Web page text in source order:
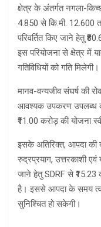
क्षेत्र के अंतर्गत नगला-
4.850 से कि.मी.
परिवर्तित किए जाने हेतु
इस परियोजना से क्षेत्र में
गतिविधियों को गति मिलेगी।
मानव-वन्यजीव संघर्ष की
आवश्यक उपकरण उपलब्ध
₹11.00 करोड़ की योजना
इसके अतिरिक्त, आपदा की
रुद्रप्रयाग, उत्तरकाशी
जाने हेतु SDRF से ₹15.23
है। इससे आपदा के समय
सुनिश्चित हो सकेगी।